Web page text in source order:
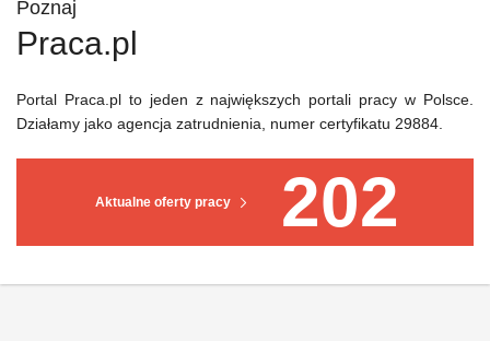
Poznaj
Praca.pl
Aktualne oferty pracy 202
Portal Praca.pl to jeden z największych portali pracy w Polsce.
Działamy jako agencja zatrudnienia, numer certyfikatu 29884.